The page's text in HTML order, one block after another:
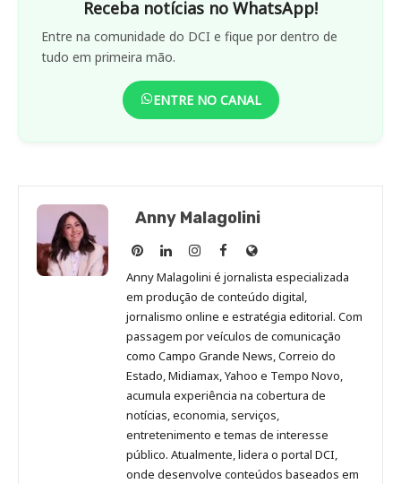
Receba notícias no WhatsApp!
Entre na comunidade do DCI e fique por dentro de
tudo em primeira mão.
ENTRE NO CANAL
Anny Malagolini
Anny
Malagolini
no
Pinterest
Anny
Malagolini
no
LinkedIn
Anny
Malagolini
no
Instagram
Anny
Malagolini
no
Facebook
Site
de
Anny
Malagolini
Anny Malagolini é jornalista especializada
em produção de conteúdo digital,
jornalismo online e estratégia editorial. Com
passagem por veículos de comunicação
como Campo Grande News, Correio do
Estado, Midiamax, Yahoo e Tempo Novo,
acumula experiência na cobertura de
notícias, economia, serviços,
entretenimento e temas de interesse
público. Atualmente, lidera o portal DCI,
onde desenvolve conteúdos baseados em